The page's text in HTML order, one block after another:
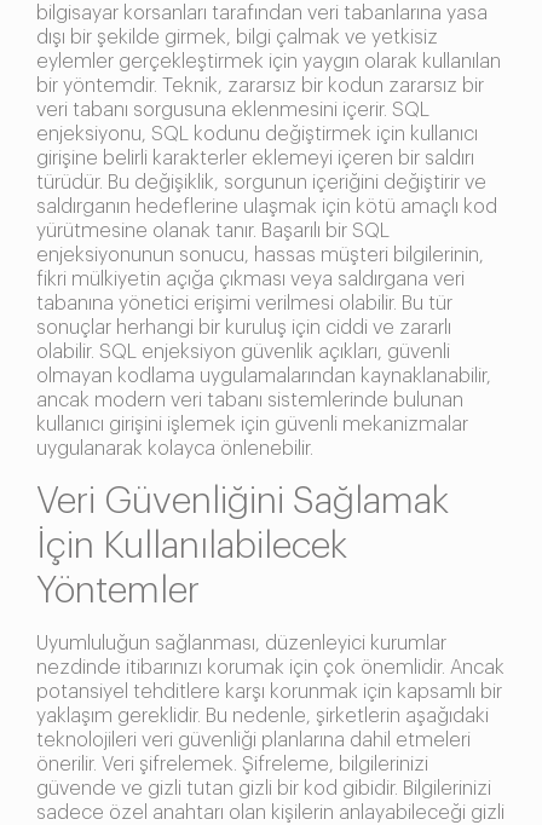
bilgisayar korsanları tarafından veri tabanlarına yasa
dışı bir şekilde girmek, bilgi çalmak ve yetkisiz
eylemler gerçekleştirmek için yaygın olarak kullanılan
bir yöntemdir. Teknik, zararsız bir kodun zararsız bir
veri tabanı sorgusuna eklenmesini içerir. SQL
enjeksiyonu, SQL kodunu değiştirmek için kullanıcı
girişine belirli karakterler eklemeyi içeren bir saldırı
türüdür. Bu değişiklik, sorgunun içeriğini değiştirir ve
saldırganın hedeflerine ulaşmak için kötü amaçlı kod
yürütmesine olanak tanır. Başarılı bir SQL
enjeksiyonunun sonucu, hassas müşteri bilgilerinin,
fikri mülkiyetin açığa çıkması veya saldırgana veri
tabanına yönetici erişimi verilmesi olabilir. Bu tür
sonuçlar herhangi bir kuruluş için ciddi ve zararlı
olabilir. SQL enjeksiyon güvenlik açıkları, güvenli
olmayan kodlama uygulamalarından kaynaklanabilir,
ancak modern veri tabanı sistemlerinde bulunan
kullanıcı girişini işlemek için güvenli mekanizmalar
uygulanarak kolayca önlenebilir.
Veri Güvenliğini Sağlamak
İçin Kullanılabilecek
Yöntemler
Uyumluluğun sağlanması, düzenleyici kurumlar
nezdinde itibarınızı korumak için çok önemlidir. Ancak
potansiyel tehditlere karşı korunmak için kapsamlı bir
yaklaşım gereklidir. Bu nedenle, şirketlerin aşağıdaki
teknolojileri veri güvenliği planlarına dahil etmeleri
önerilir. Veri şifrelemek. Şifreleme, bilgilerinizi
güvende ve gizli tutan gizli bir kod gibidir. Bilgilerinizi
sadece özel anahtarı olan kişilerin anlayabileceği gizli